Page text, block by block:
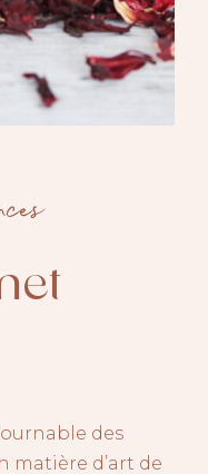
des
matière d’art de